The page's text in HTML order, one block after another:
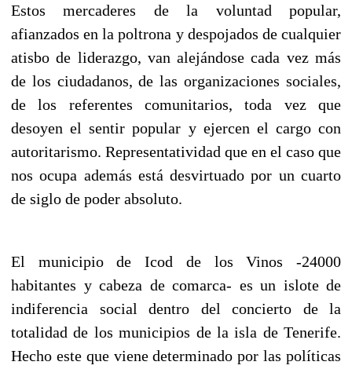
Estos mercaderes de la voluntad popular,
afianzados en la poltrona y despojados de cualquier
atisbo de liderazgo, van alejándose cada vez más
de los ciudadanos, de las organizaciones sociales,
de los referentes comunitarios, toda vez que
desoyen el sentir popular y ejercen el cargo con
autoritarismo. Representatividad que en el caso que
nos ocupa además está desvirtuado por un cuarto
de siglo de poder absoluto.
El municipio de Icod de los Vinos -24000
habitantes y cabeza de comarca- es un islote de
indiferencia social dentro del concierto de la
totalidad de los municipios de la isla de Tenerife.
Hecho este que viene determinado por las políticas